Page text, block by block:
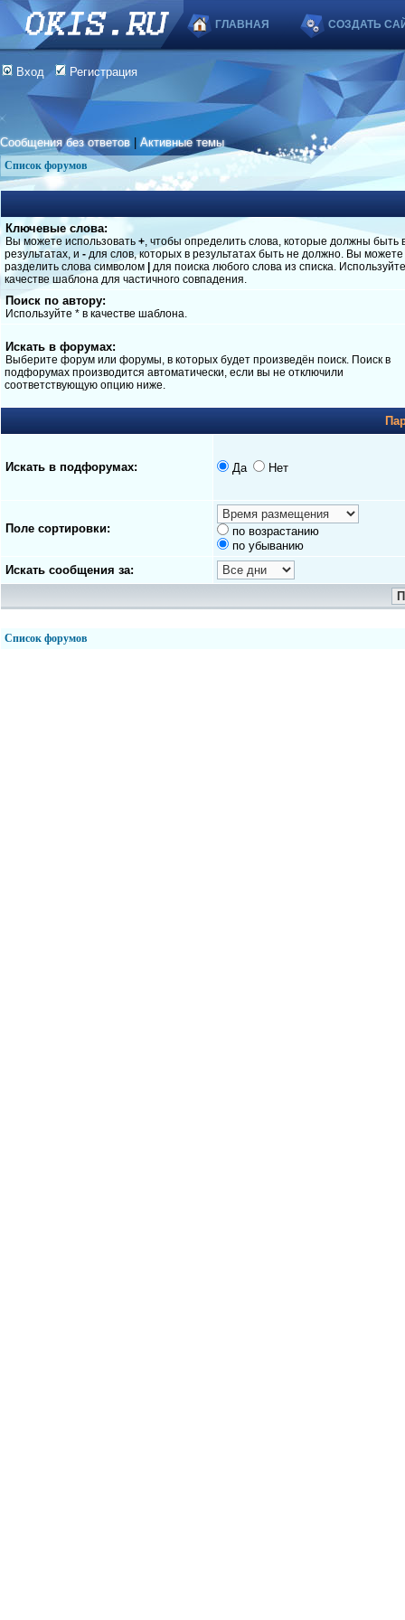
ГЛАВНАЯ СОЗДАТЬ
Вход Регистрация
Сообщения без ответов |Активные темы
Список форумов
Ключевые слова:
Вы можете использовать +, чтобы определить слова, которые должны быть
результатах, и - для слов, которых в результатах быть не должно. Вы можете
разделить слова символом
для поиска любого слова из списка.
качестве шаблона для частичного совпадения.
Поиск по автору:
Используйте * в качестве шаблона.
Искать в форумах:
Выберите форум или форумы, в которых будет произведён поиск. Поиск в
подфорумах производится автоматически, если вы не отключили
соответствующую опцию ниже.
Искать в подфорумах: Да Нет
Поле сортировки:
по возрастанию
по убыванию
Искать сообщения за:
Список форумов